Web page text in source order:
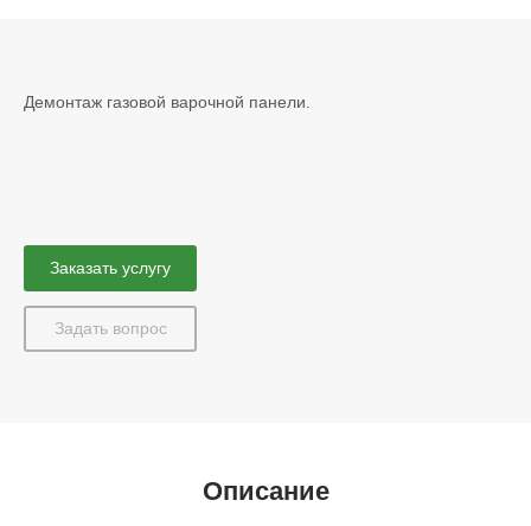
Демонтаж газовой варочной панели.
Заказать услугу
Задать вопрос
Описание